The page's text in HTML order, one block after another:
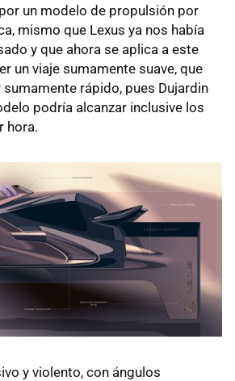
un modelo de propulsión por
mismo que Lexus ya nos había
y que ahora se aplica a este
un viaje sumamente suave, que
rápido, pues Dujardin
podría alcanzar inclusive los
hora.
y violento, con ángulos